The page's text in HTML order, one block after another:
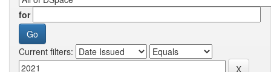
for
Current filters: